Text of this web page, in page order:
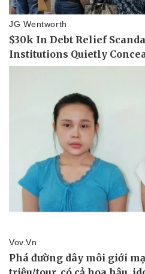
Doanh nghiệp
Thông tin doanh nghiệp
Doanh nghiệp 24h
Doanh nhân
Vì cộng đồng